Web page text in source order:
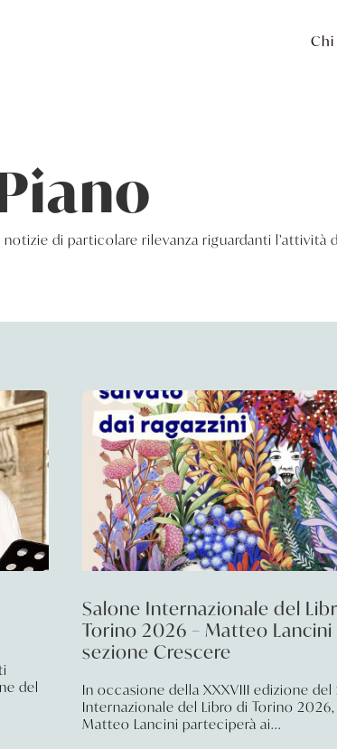
Chi
di particolare rilevanza riguardanti l’attività
del
Salone Internazionale del
Torino 2026 – Matteo Lancini
sezione Crescere
In occasione della XXXVIII edizione del
Internazionale del Libro di Torino 2026,
Matteo Lancini parteciperà ai...